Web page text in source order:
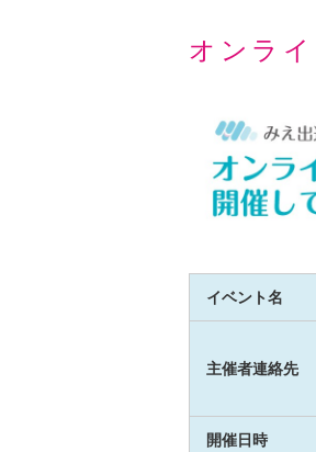
オンライ
イベント名
主催者連絡先
開催日時